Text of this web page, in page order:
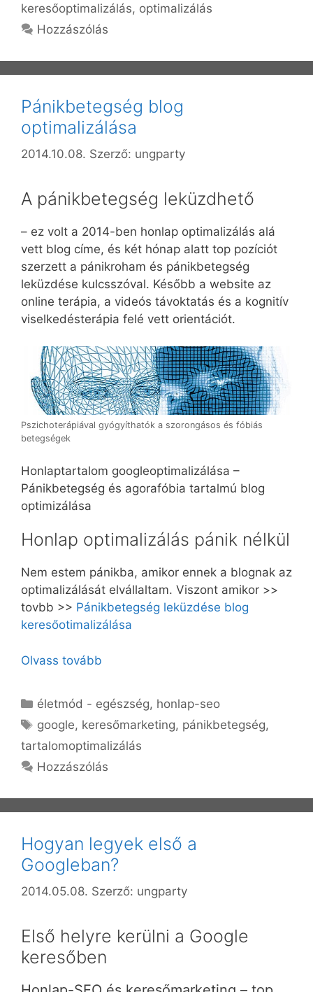
keresőoptimalizálás, optimalizálás
Hozzászólás
Pánikbetegség blog
optimalizálása
2014.10.08. Szerző: ungparty
A pánikbetegség leküzdhető
– ez volt a 2014-ben honlap optimalizálás alá
vett blog címe, és két hónap alatt top pozíciót
szerzett a pánikroham és pánikbetegség
leküzdése kulcsszóval. Később a website az
online terápia, a videós távoktatás és a kognitív
viselkedésterápia felé vett orientációt.
Pszichoterápiával gyógyíthatók a szorongásos és fóbiás
betegségek
Honlaptartalom googleoptimalizálása –
Pánikbetegség és agorafóbia tartalmú blog
optimizálása
Honlap optimalizálás pánik nélkül
Nem estem pánikba, amikor ennek a blognak az
optimalizálását elvállaltam. Viszont amikor >>
tovbb >> Pánikbetegség leküzdése blog
keresőotimalizálása
Olvass tovább
Kategória
életmód - egészség, honlap-seo
Címkék
google, keresőmarketing, pánikbetegség,
tartalomoptimalizálás
Hozzászólás
Hogyan legyek első a
Googleban?
2014.05.08. Szerző: ungparty
Első helyre kerülni a Google
keresőben